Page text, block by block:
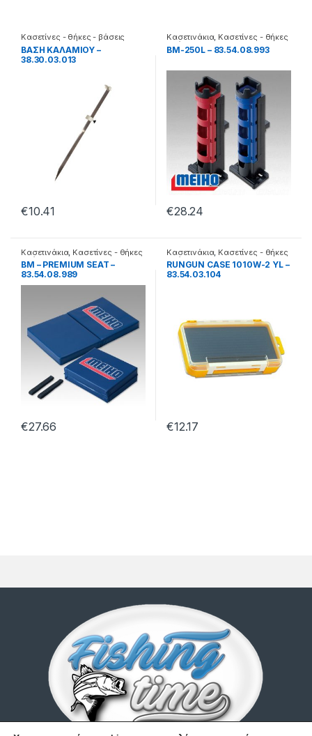
Κασετίνες - θήκες - βάσεις
ΒΑΣΗ ΚΑΛΑΜΙΟΥ –
38.30.03.013
€10.41
Κασετινάκια, Κασετίνες - θήκες
- βάσεις
BM-250L – 83.54.08.993
€28.24
Κασετινάκια, Κασετίνες - θήκες
- βάσεις
BM – PREMIUM SEAT –
83.54.08.989
€27.66
Κασετινάκια, Κασετίνες - θήκες
- βάσεις
RUNGUN CASE 1010W-2 YL –
83.54.03.104
€12.17